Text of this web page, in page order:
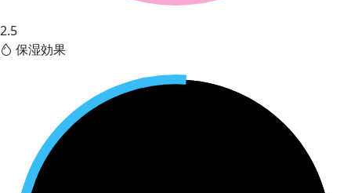
2.5
保湿効果